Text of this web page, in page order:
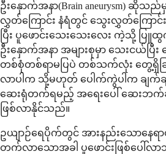
ဦးနှောက်အနာ(Brain aneurysm) ဆိုသ
လွှတ်ကြောင်း နံရံတွင် သွေးလွှတ်ကြောင်
ပြီး ပူဖောင်းသေးသေးလေး ကဲ့သို့ ပြူထွ
ဦးနှောက်အနာ အများစုမှာ သေးငယ်ပြီး
တစ်စုံတစ်ရာမပြပဲ တစ်သက်လုံး တွေ့ရှိခြ
လာပါက သို့မဟုတ် ပေါက်ကွဲပါက ချက်
ဆေးရုံတက်ရမည့် အရေးပေါ် ဆေးဘက်
ဖြစ်လာနိုင်သည်။
ဥယျာဉ်ရေပိုက်တွင် အားနည်းသောနေရာ
တက်လာသောအခါ ပူဖောင်းဖြစ်ပေါ်လ